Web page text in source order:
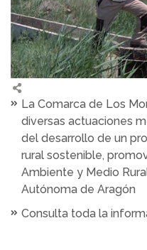
La Comarca de Los
diversas actuaciones
del desarrollo de un
rural sostenible,
Ambiente y Medio
Autónoma de Aragón
Consulta toda la